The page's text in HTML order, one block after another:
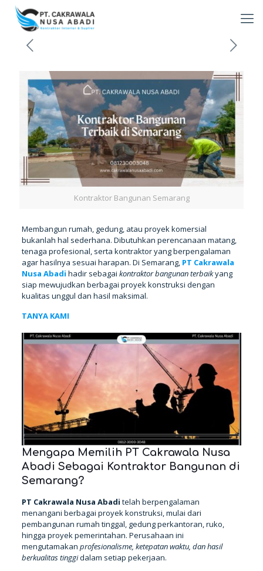
Kontraktor Bangunan Semarang
Membangun rumah, gedung, atau proyek komersial
bukanlah hal sederhana. Dibutuhkan perencanaan matang,
tenaga profesional, serta kontraktor yang berpengalaman
agar hasilnya sesuai harapan. Di Semarang, PT Cakrawala
Nusa Abadi hadir sebagai kontraktor bangunan terbaikyang
siap mewujudkan berbagai proyek konstruksi dengan
kualitas unggul dan hasil maksimal.
TANYA KAMI
Mengapa Memilih PT Cakrawala Nusa
Abadi Sebagai Kontraktor Bangunan di
Semarang?
PT Cakrawala Nusa Abadi telah berpengalaman
menangani berbagai proyek konstruksi, mulai dari
pembangunan rumah tinggal, gedung perkantoran, ruko,
hingga proyek pemerintahan. Perusahaan ini
mengutamakan profesionalisme, ketepatan waktu, dan hasil
berkualitas tinggidalam setiap pekerjaan.